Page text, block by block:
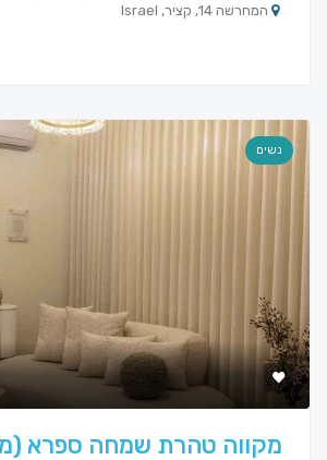
המחרשה 14, קציר, Israel
נשים
מקווה טהרת שמחה ספרא